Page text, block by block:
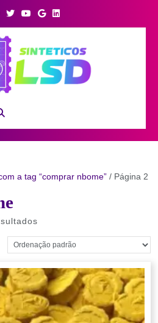
a tag “comprar nbome” / Página 2